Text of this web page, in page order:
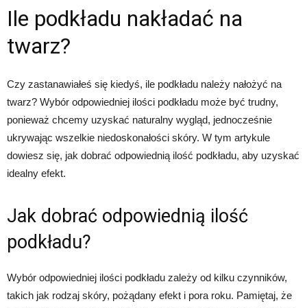
Ile podkładu nakładać na
twarz?
Czy zastanawiałeś się kiedyś, ile podkładu należy nałożyć na
twarz? Wybór odpowiedniej ilości podkładu może być trudny,
ponieważ chcemy uzyskać naturalny wygląd, jednocześnie
ukrywając wszelkie niedoskonałości skóry. W tym artykule
dowiesz się, jak dobrać odpowiednią ilość podkładu, aby uzyskać
idealny efekt.
Jak dobrać odpowiednią ilość
podkładu?
Wybór odpowiedniej ilości podkładu zależy od kilku czynników,
takich jak rodzaj skóry, pożądany efekt i pora roku. Pamiętaj, że